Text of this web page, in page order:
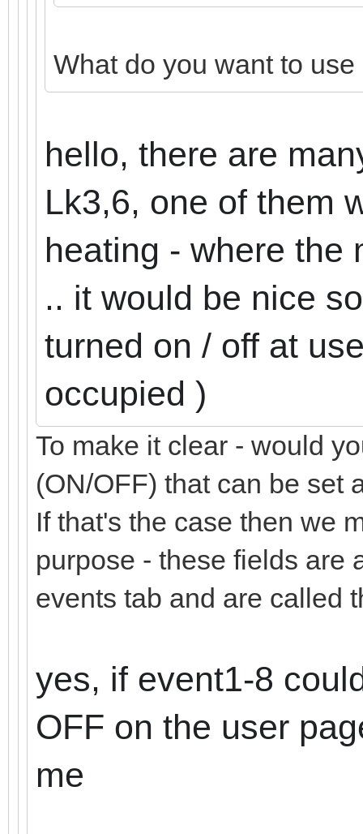
What do you want to use
hello, there are
Lk3,6, one of them
heating - where the
.. it would be nice
turned on / off at
occupied )
To make it clear - would
(ON/OFF) that can be set
If that's the case then we
purpose - these fields are
events tab and are called
yes, if event1-8
OFF on the user
me